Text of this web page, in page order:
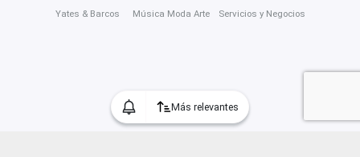
Más relevantes
Yates & Barcos Música Moda Arte Servicios y Negocios